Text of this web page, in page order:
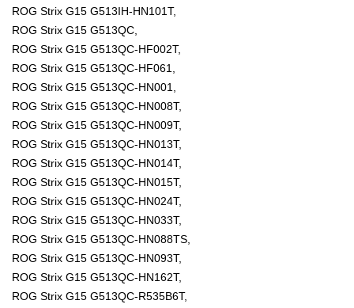
ROG Strix G15 G513IH-HN101T,
ROG Strix G15 G513QC,
ROG Strix G15 G513QC-HF002T,
ROG Strix G15 G513QC-HF061,
ROG Strix G15 G513QC-HN001,
ROG Strix G15 G513QC-HN008T,
ROG Strix G15 G513QC-HN009T,
ROG Strix G15 G513QC-HN013T,
ROG Strix G15 G513QC-HN014T,
ROG Strix G15 G513QC-HN015T,
ROG Strix G15 G513QC-HN024T,
ROG Strix G15 G513QC-HN033T,
ROG Strix G15 G513QC-HN088TS,
ROG Strix G15 G513QC-HN093T,
ROG Strix G15 G513QC-HN162T,
ROG Strix G15 G513QC-R535B6T,